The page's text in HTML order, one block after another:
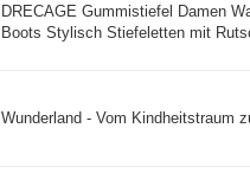
DRECAGE Gummistiefel Damen
Boots Stylisch Stiefeletten mit
Wunderland - Vom Kindheitstraum